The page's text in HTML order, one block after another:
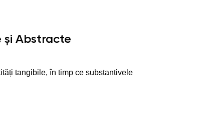
și Abstracte
tangibile, în timp ce substantivele